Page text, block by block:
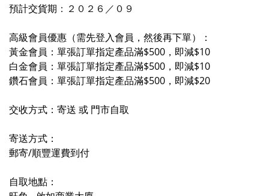
預計交貨期 ：２０２６／０ ９
高級會員優惠（需先登入會員，然後再下單）：
黃金會員：單張訂單指定產品滿$500，即減$10
白金會員：單張訂單指定產品滿$500，即減$10
鑽石會員：單張訂單指定產品滿$500，即減$20
交收方式：寄送 或 門市自取
寄送方式：
郵寄/順豐運費到付
自取地點：